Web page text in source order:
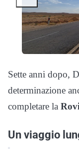
Sette anni dopo,
determinazione
completare la
Un viaggio